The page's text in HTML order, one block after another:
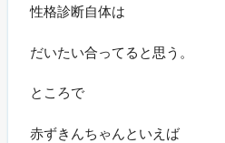
性格診断自体は
だいたい合ってると思う。
ところで
赤ずきんちゃんといえば